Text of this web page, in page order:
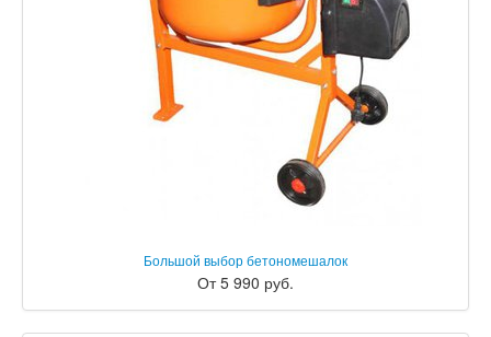
Большой выбор бетономешалок
От 5 990 руб.